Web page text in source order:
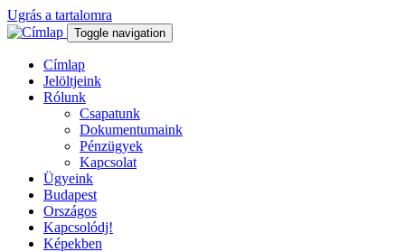
Ugrás a tartalomra
Toggle navigation
Címlap
Jelöltjeink
Rólunk
Csapatunk
Dokumentumaink
Pénzügyek
Kapcsolat
Ügyeink
Budapest
Országos
Kapcsolódj!
Képekben